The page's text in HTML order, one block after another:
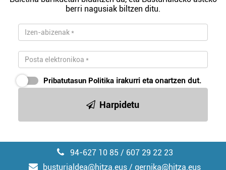
berri nagusiak biltzen ditu.
Pribatutasun Politika irakurri eta onartzen dut.
Harpidetu
94-627 10 85 / 607 29 22 23
busturialdea@hitza.eus / gernika@hitza.eus